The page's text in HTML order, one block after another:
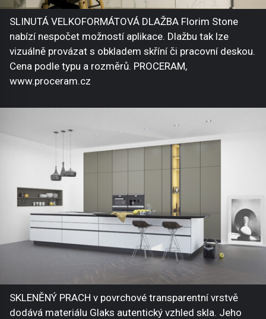
SLINUTÁ VELKOFORMÁTOVÁ DLAŽBA Florim Stone
nabízí nespočet možností aplikace. Dlažbu tak lze
vizuálně provázat s obkladem skříní či pracovní deskou.
Cena podle typu a rozměrů. PROCERAM,
www.proceram.cz
SKLENĚNÝ PRACH v povrchové transparentní vrstvě
dodává materiálu Glaks autentický vzhled skla. Jeho